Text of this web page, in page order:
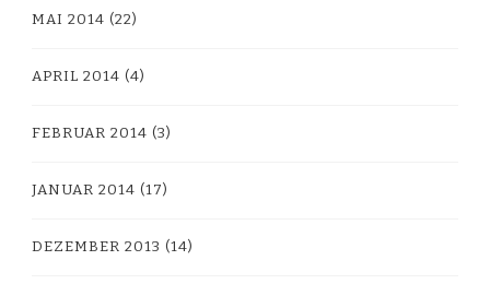
MAI 2014 (22)
APRIL 2014 (4)
FEBRUAR 2014 (3)
JANUAR 2014 (17)
DEZEMBER 2013 (14)